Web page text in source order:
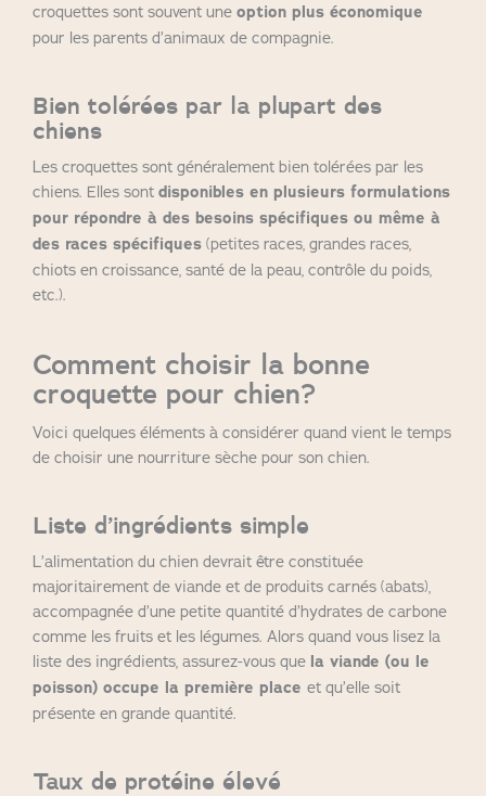
croquettes sont souvent une option plus économique
pour les parents d’animaux de compagnie.
Bien tolérées par la plupart des
chiens
Les croquettes sont généralement bien tolérées par les
chiens. Elles sont disponibles en plusieurs formulations
pour répondre à des besoins spécifiques ou même à
des races spécifiques (petites races, grandes races,
chiots en croissance, santé de la peau, contrôle du poids,
etc.).
Comment choisir la bonne
croquette pour chien?
Voici quelques éléments à considérer quand vient le temps
de choisir une nourriture sèche pour son chien.
Liste d’ingrédients simple
L’alimentation du chien devrait être constituée
majoritairement de viande et de produits carnés (abats),
accompagnée d’une petite quantité d’hydrates de carbone
comme les fruits et les légumes. Alors quand vous lisez la
liste des ingrédients, assurez-vous que la viande (ou le
poisson) occupe la première place et qu’elle soit
présente en grande quantité.
Taux de protéine élevé